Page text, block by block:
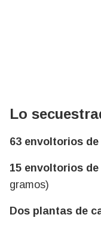
Lo
63 envoltorios
15 envoltorios
gramos)
Dos plantas de